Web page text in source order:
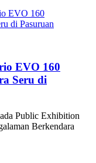
EVO 160
Seru di
Public Exhibition
Berkendara